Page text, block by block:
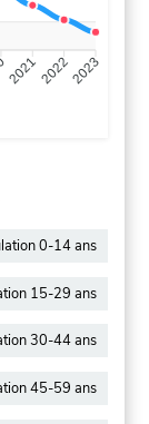
202120222023
0-14 ans
15-29 ans
30-44 ans
45-59 ans